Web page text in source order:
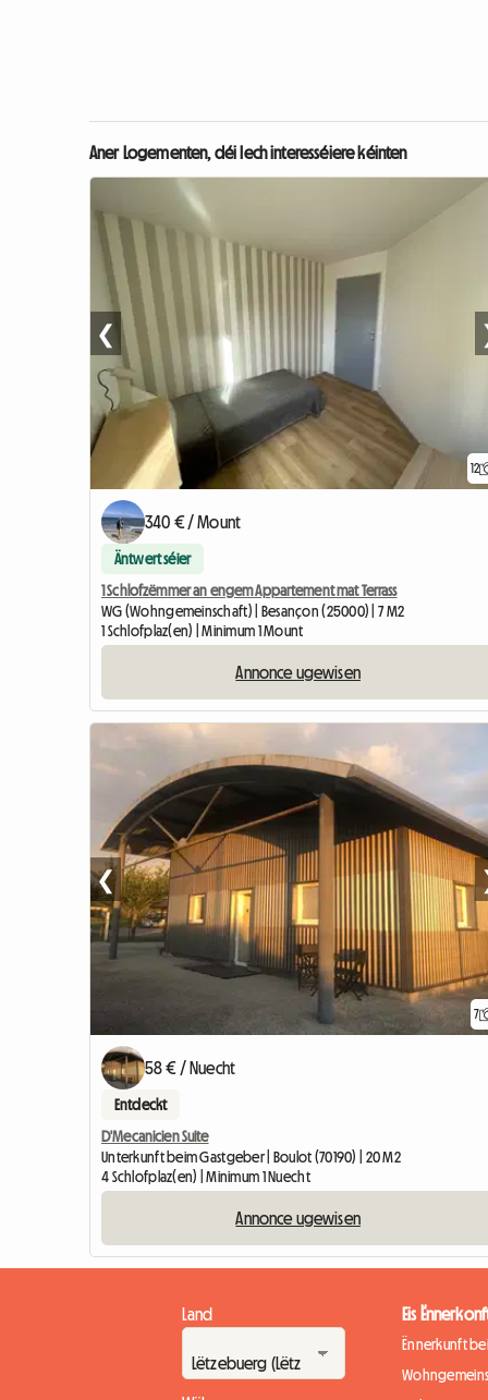
Aner Logementen, déi Iech interesséiere kéinten
12
❮
340 € / Mount
Äntwert séier
1 Schlofzëmmer an engem Appartement mat Terrass
WG (Wohngemeinschaft) | Besançon (25000) | 7 M2
1 Schlofplaz(en) | Minimum 1 Mount
Annonce ugewisen
7
❮
58 € / Nuecht
Entdeckt
D'Mecanicien Suite
Unterkunft beim Gastgeber | Boulot (70190) | 20 M2
4 Schlofplaz(en) | Minimum 1 Nuecht
Annonce ugewisen
Land Eis
Ënnerkunft